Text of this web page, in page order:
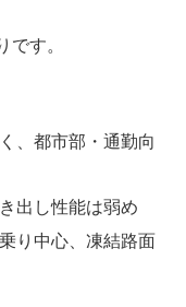
です。
、都市部・通勤向
出し性能は弱め
り中心、凍結路面